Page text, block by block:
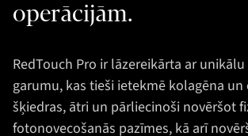
operācijām.
RedTouch Pro ir lāzereikārta ar
garumu, kas tieši ietekmē kolagēna un
šķiedras, ātri un pārliecinoši novēršot
fotonovecošanās pazīmes, kā arī